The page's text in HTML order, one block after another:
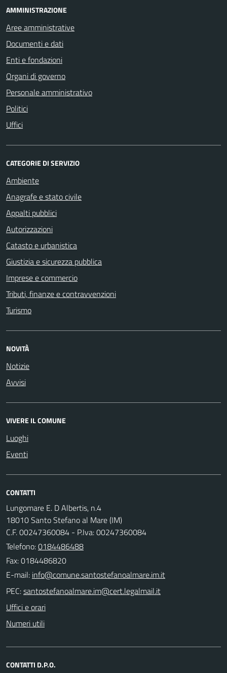
AMMINISTRAZIONE
Aree amministrative
Documenti e dati
Enti e fondazioni
Organi di governo
Personale amministrativo
Politici
Uffici
CATEGORIE DI SERVIZIO
Ambiente
Anagrafe e stato civile
Appalti pubblici
Autorizzazioni
Catasto e urbanistica
Giustizia e sicurezza pubblica
Imprese e commercio
Tributi, finanze e contravvenzioni
Turismo
NOVITÀ
Notizie
Avvisi
VIVERE IL COMUNE
Luoghi
Eventi
CONTATTI
Lungomare E. D Albertis, n.4
18010 Santo Stefano al Mare (IM)
C.F. 00247360084 - P.Iva: 00247360084
Telefono:0184486488
Fax: 0184486820
E-mail:
PEC:
Uffici e orari
Numeri utili
CONTATTI D.P.O.